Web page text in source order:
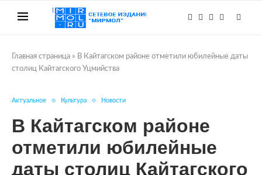
Главная страница » В Кайтагском районе отметили юбилейные даты
столиц Кайтагского Уцмийства
Актуальное Культура Новости
В Кайтагском районе
отметили юбилейные
даты столиц Кайтагского